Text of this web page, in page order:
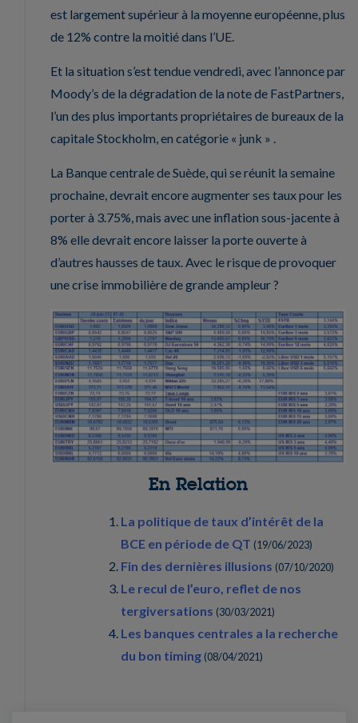
est largement supérieur à la moyenne européenne, plus
de 12% contre la moitié dans l’UE.
Et la situation s’est tendue vendredi, avec l’annonce par
Moody’s de la dégradation de la note de FastPartners,
l’un des plus importants propriétaires de bureaux de la
capitale Stockholm, en catégorie « junk » .
La Banque centrale de Suède, qui se réunit la semaine
prochaine, devrait encore augmenter ses taux pour les
porter à 3.75%, mais avec une inflation sous-jacente à
8% elle devrait encore laisser la porte ouverte à
d’autres hausses de taux. Avec le risque de provoquer
une crise immobilière de grande ampleur ?
En Relation
La politique de taux d’intérêt de la
BCE en période de QT (19/06/2023)
Fin des dernières illusions (07/10/2020)
Le recul de l’euro, reflet de nos
tergiversations (30/03/2021)
Les banques centrales a la recherche
du bon timing (08/04/2021)